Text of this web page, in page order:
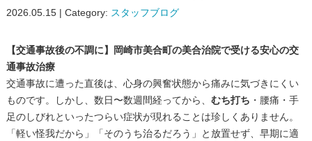
2026.05.15 | Category: スタッフブログ
【交通事故後の不調に】岡崎市美合町の美合治院で受ける安心の交
通事故治療
交通事故に遭った直後は、心身の興奮状態から痛みに気づきにくい
ものです。しかし、数日〜数週間経ってから、 むち打ち ・腰痛・手
足のしびれといったつらい症状が現れることは珍しくありません。
「軽い怪我だから」「そのうち治るだろう」と放置せず、早期に適